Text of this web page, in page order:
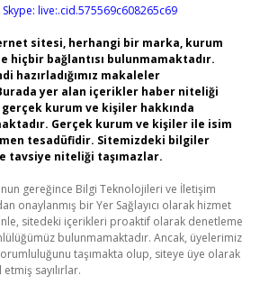
Skype: live:.cid.575569c608265c69
sitesi, herhangi bir marka, kurum
hiçbir bağlantısı bulunmamaktadır.
hazırladığımız makaleler
yer alan içerikler haber niteliği
kurum ve kişiler hakkında
Gerçek kurum ve kişiler ile isim
tesadüfidir. Sitemizdeki bilgiler
tavsiye niteliği taşımazlar.
gereğince Bilgi Teknolojileri ve İletişim
onaylanmış bir Yer Sağlayıcı olarak hizmet
sitedeki içerikleri proaktif olarak denetleme
bulunmamaktadır. Ancak, üyelerimiz
taşımakta olup, siteye üye olarak
sayılırlar.